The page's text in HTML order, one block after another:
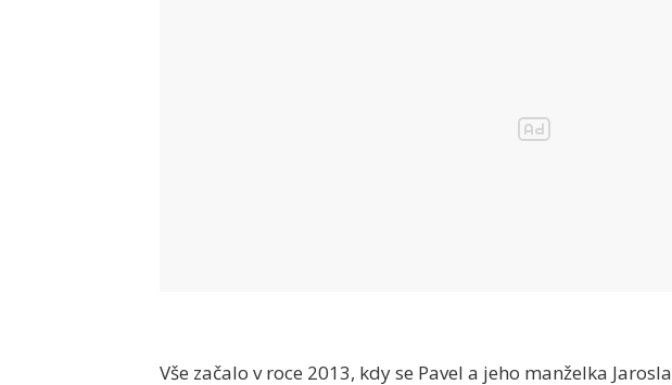
Vše začalo v roce 2013, kdy se Pavel a jeho manželka